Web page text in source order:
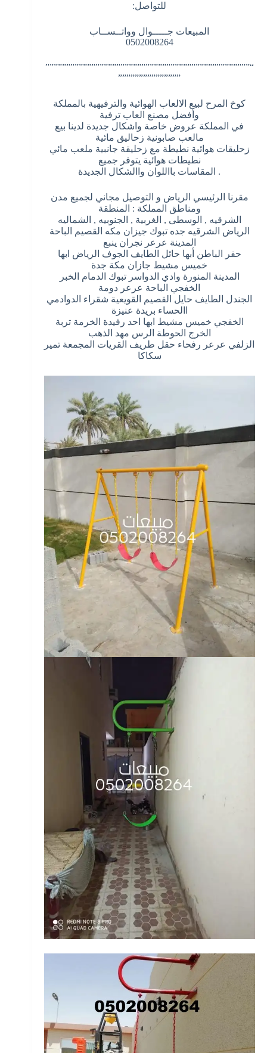
للتواصل:
المبيعات جـــــوال وواتــســاب
0502008264
“”””””””””””””””””””””””””””””””””””””””””””””””””
”””””””””””””””
كوخ المرح لبيع الالعاب الهوائية والترفيهية بالمملكة
وأفضل مصنع العاب ترفية
في المملكة عروض خاصة واشكال جديدة لدينا بيع
مالعب صابونية زحاليق مائية
زحليقات هوائية نطيطة مع زحليقة جانبية ملعب مائي
نطيطات هوائية يتوفر جميع
. المقاسات بااللوان واالشكال الجديدة
مقرنا الرئيسي الرياض و التوصيل مجاني لجميع مدن
ومناطق المملكة : المنطقة
الشرقيه , الوسطى , الغربية , الجنوبيه , الشماليه
الرياض الشرقيه جده تبوك جيزان مكه القصيم الباحة
المدينة عرعر نجران ينبع
حفر الباطن أبها حائل الطايف الجوف الرياض ابها
خميس مشيط جازان مكة جدة
المدينة المنورة وادي الدواسر تبوك الدمام الخبر
الخفجي الباحة عرعر دومة
الجندل الطايف حايل القصيم القويعية شقراء الدوادمي
االحساء بريدة عنيزة
الخفجي خميس مشيط ابها احد رفيدة الخرمة تربة
الخرج الحوطة الرس مهد الذهب
الزلفي عرعر رفحاء حقل طريف القريات المجمعة تمير
سكاكا